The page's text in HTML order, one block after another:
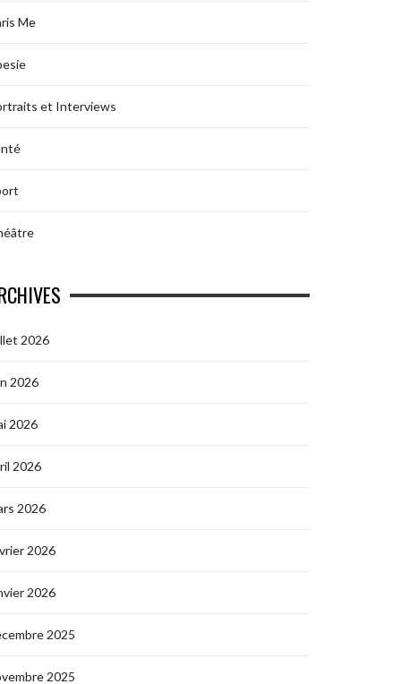
Me
et Interviews
2026
2026
2026
2026
2026
2026
2026
2025
2025